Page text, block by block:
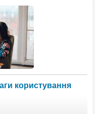
користування